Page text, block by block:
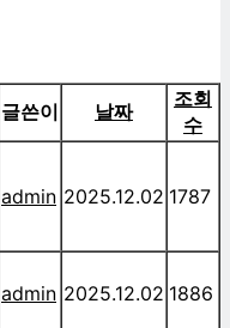
글쓴이 날짜
조회
수
admin 2025.12.02 1787
admin 2025.12.02 1886